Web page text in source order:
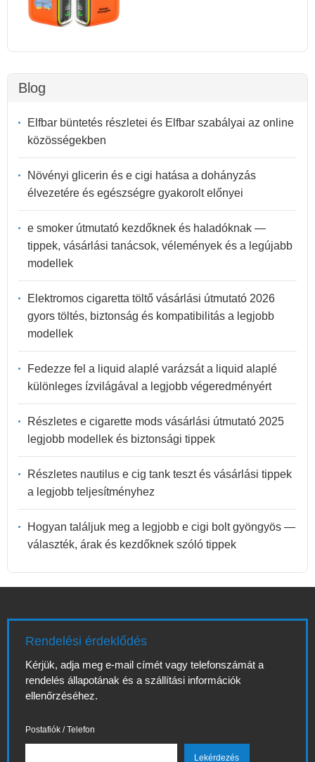
Blog
Elfbar büntetés részletei és Elfbar szabályai az online
közösségekben
Növényi glicerin és e cigi hatása a dohányzás
élvezetére és egészségre gyakorolt előnyei
e smoker útmutató kezdőknek és haladóknak —
tippek, vásárlási tanácsok, vélemények és a legújabb
modellek
Elektromos cigaretta töltő vásárlási útmutató 2026
gyors töltés, biztonság és kompatibilitás a legjobb
modellek
Fedezze fel a liquid alaplé varázsát a liquid alaplé
különleges ízvilágával a legjobb végeredményért
Részletes e cigarette mods vásárlási útmutató 2025
legjobb modellek és biztonsági tippek
Részletes nautilus e cig tank teszt és vásárlási tippek
a legjobb teljesítményhez
Hogyan találjuk meg a legjobb e cigi bolt gyöngyös —
választék, árak és kezdőknek szóló tippek
Rendelési érdeklődés
Kérjük, adja meg e-mail címét vagy telefonszámát a
rendelés állapotának és a szállítási információk
ellenőrzéséhez.
Postafiók / Telefon